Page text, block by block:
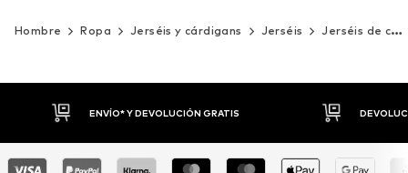
Hombre Ropa Jerséis y cárdigans Jerséis Jerséis de cuello redondo
DEVOLUCIONES HASTA 30 DÍAS